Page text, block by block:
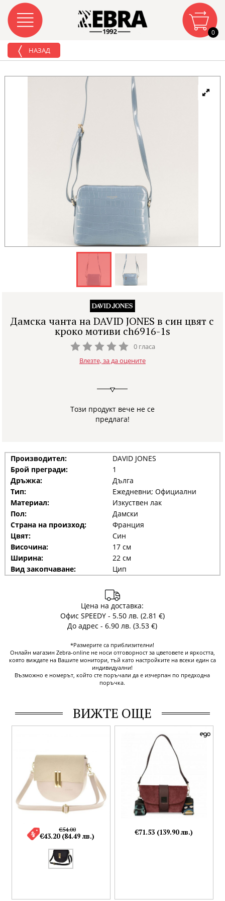
0
НАЗАД
Дамска чанта на DAVID JONES в син цвят с
кроко мотиви ch6916-1s
0 гласа
Влезте, за да оцените
Този продукт вече не се
предлага!
Производител:
DAVID JONES
Брой прегради:
1
Дръжка:
Дълга
Тип:
Ежедневни; Официални
Материал:
Изкуствен лак
Пол:
Дамски
Страна на произход:
Франция
Цвят:
Син
Височина:
17 см
Ширина:
22 см
Вид закопчаване:
Цип
Цена на доставка:
Офис SPEEDY - 5.50 лв. (2.81 €)
До адрес - 6.90 лв. (3.53 €)
*Размерите са приблизителни!
Онлайн магазин Zebra-online не носи отговорност за цветовете и яркостта,
която виждате на Вашите монитори, тъй като настройките на всеки един са
индивидуални!
Възможно е номерът, който сте поръчали да е изчерпан по предходна
поръчка.
ВИЖТЕ ОЩЕ
€54.00
€43.20 (84.49 лв.) €71.53 (139.90 лв.)